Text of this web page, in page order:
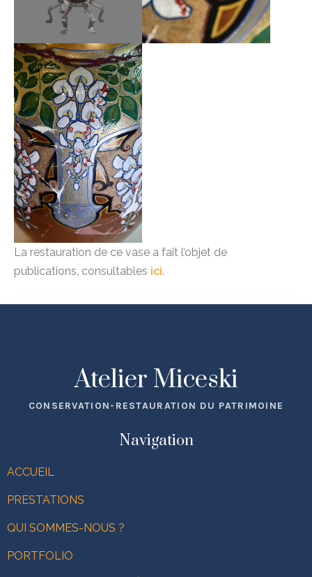
La restauration de ce vase a fait l’objet de
publications, consultables ici.
Atelier Miceski
CONSERVATION-RESTAURATION DU PATRIMOINE
Navigation
ACCUEIL
PRESTATIONS
QUI SOMMES-NOUS ?
PORTFOLIO